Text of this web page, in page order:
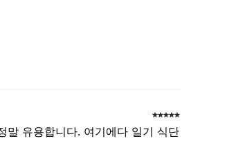
말 유용합니다. 여기에다 일기 식단